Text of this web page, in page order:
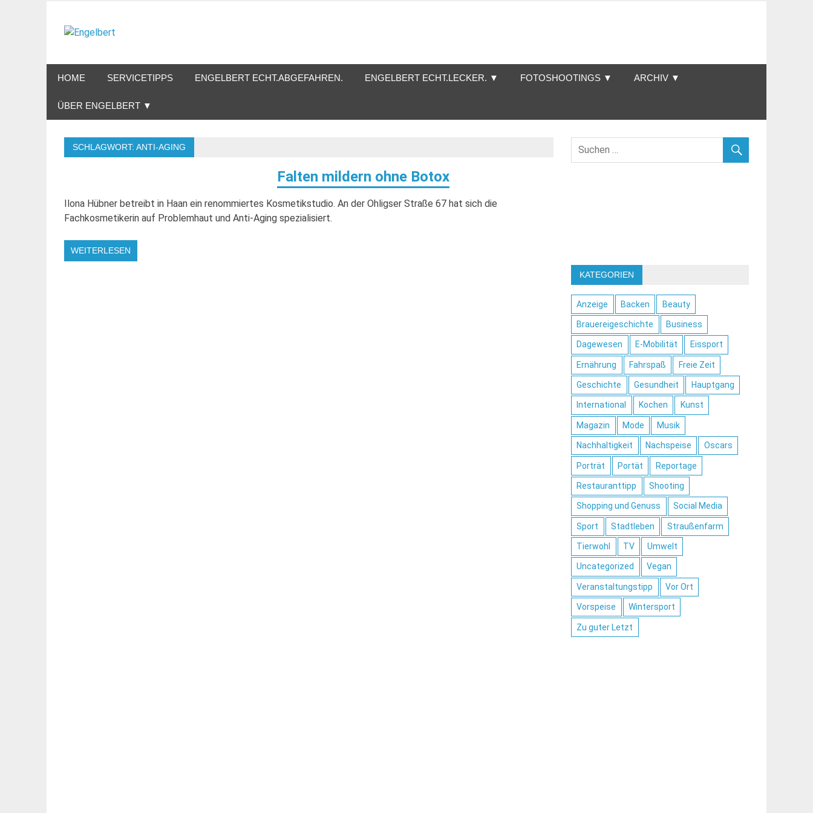
springen
HOME SERVICETIPPS ENGELBERT ECHT.ABGEFAHREN. ENGELBERT ECHT.LECKER. ▼ FOTOSHOOTINGS ▼ ARCHIV ▼
ÜBER ENGELBERT ▼
SCHLAGWORT: ANTI-AGING
Falten mildern ohne Botox
Ilona Hübner betreibt in Haan ein renommiertes Kosmetikstudio. An der Ohligser Straße 67 hat sich die
Fachkosmetikerin auf Problemhaut und Anti-Aging spezialisiert.
WEITERLESEN
KATEGORIEN
Anzeige Backen Beauty
Brauereigeschichte Business
Dagewesen E-Mobilität Eissport
Ernährung Fahrspaß Freie Zeit
Geschichte Gesundheit Hauptgang
International Kochen Kunst
Magazin Mode Musik
Nachhaltigkeit Nachspeise Oscars
Porträt Portät Reportage
Restauranttipp Shooting
Shopping und Genuss Social Media
Sport Stadtleben Straußenfarm
Tierwohl TV Umwelt
Uncategorized Vegan
Veranstaltungstipp Vor Ort
Vorspeise Wintersport
Zu guter Letzt